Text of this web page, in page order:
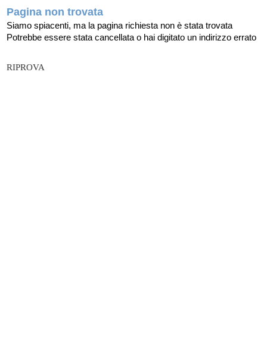
Pagina non trovata
Siamo spiacenti, ma la pagina richiesta non è stata trovata
Potrebbe essere stata cancellata o hai digitato un indirizzo errato
RIPROVA